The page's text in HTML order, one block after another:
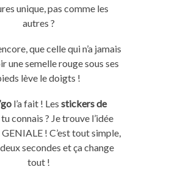
unique, pas comme les
autres ?
que celle qui n’a jamais
une semelle rouge sous ses
lève le doigts !
l’a fait ! Les stickers de
tu connais ? Je trouve l’idée
! C’est tout simple,
secondes et ça change
tout !